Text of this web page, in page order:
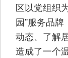
区以党组织
园”服务品
动态、了解
造成了一个